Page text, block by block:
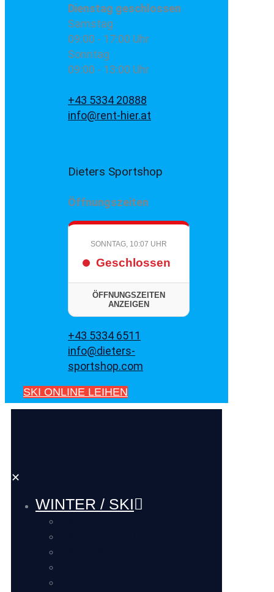
Dienstag geschlossen
Samstag
09:00 - 17:00 Uhr
Sonntag
09:00 - 13:00 Uhr
+43 5334 20888
info@rent-hier.at
Dieters Sportshop
Öffnungszeiten
SONNTAG, 10:07 UHR
Geschlossen
ÖFFNUNGSZEITEN
ANZEIGEN
+43 5334 6511
info@dieters-
sportshop.com
SKI ONLINE LEIHEN
✕
WINTER / SKI